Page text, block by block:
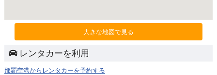
大きな地図で見る
レンタカーを利用
那覇空港からレンタカーを予約する